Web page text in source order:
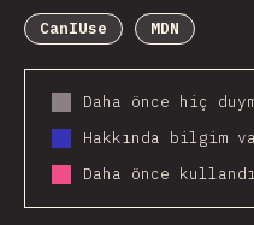
CanIUse
MDN
Daha önce hiç
Hakkında bilgim
Daha önce